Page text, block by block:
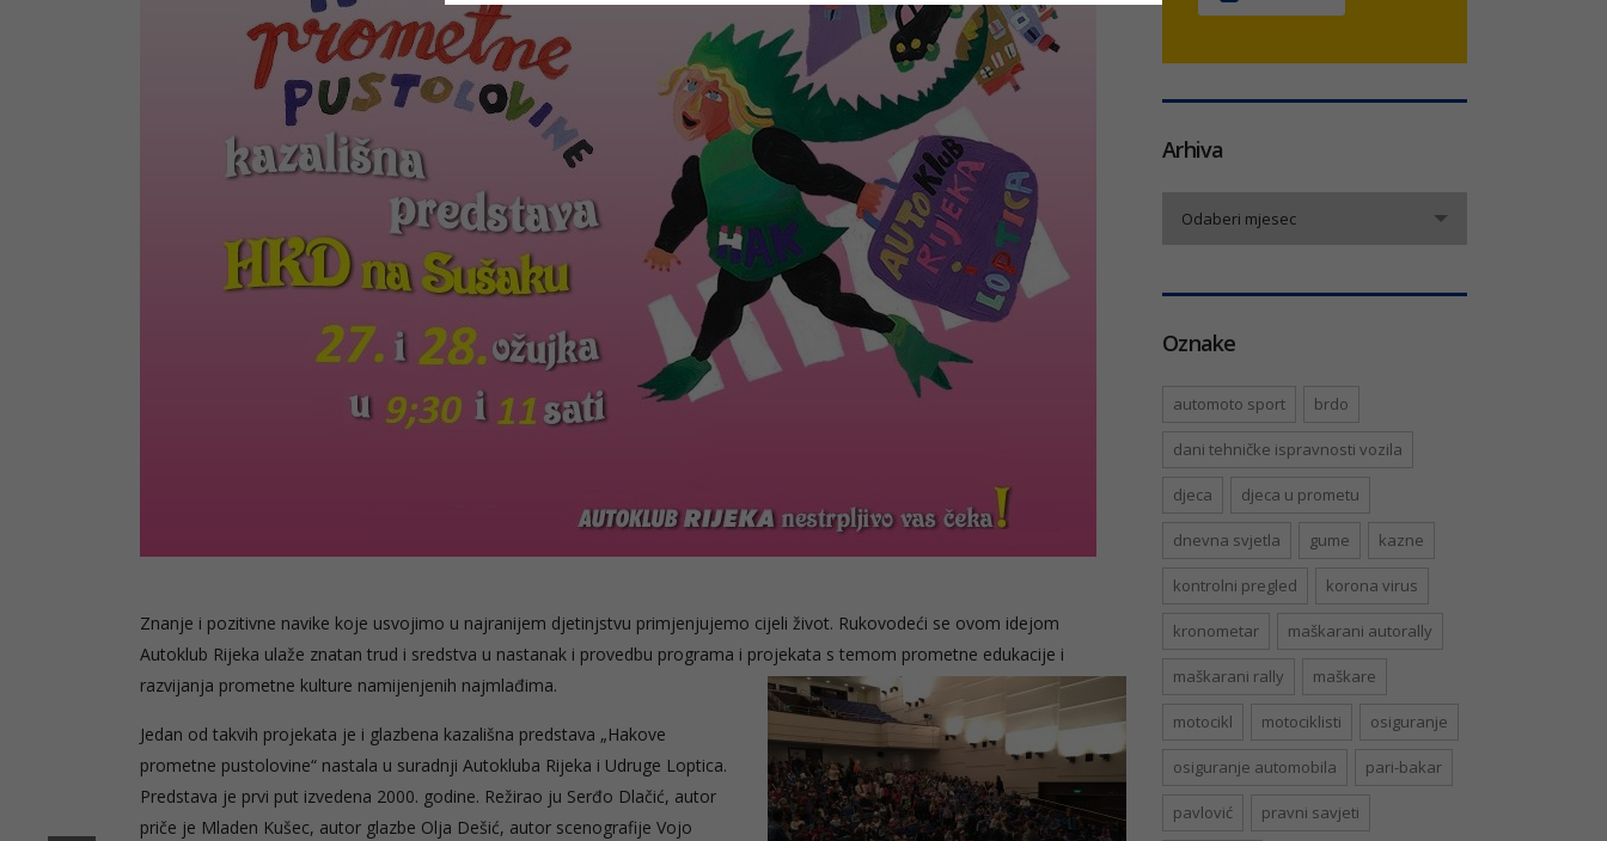
Znanje i pozitivne navike koje usvojimo u najranijem djetinjstvu primjenjujemo cijeli život. Rukovodeći se ovom idejom
Autoklub Rijeka ulaže znatan trud i sredstva u nastanak i provedbu programa i projekata s temom prometne edukacije i
razvijanja prometne kulture namijenjenih najmlađima.
Jedan od takvih projekata je i glazbena kazališna predstava „Hakove
prometne pustolovine“ nastala u suradnji Autokluba Rijeka i Udruge Loptica.
Predstava je prvi put izvedena 2000. godine. Režirao ju Serđo Dlačić, autor
priče je Mladen Kušec, autor glazbe Olja Dešić, autor scenografije Vojo
Arhiva
Odaberi mjesec
Oznake
automoto sport brdo
dani tehničke ispravnosti vozila
djeca djeca u prometu
dnevna svjetla gume kazne
kontrolni pregled korona virus
kronometar maškarani autorally
maškarani rally maškare
motocikl motociklisti osiguranje
osiguranje automobila pari-bakar
pavlović pravni savjeti